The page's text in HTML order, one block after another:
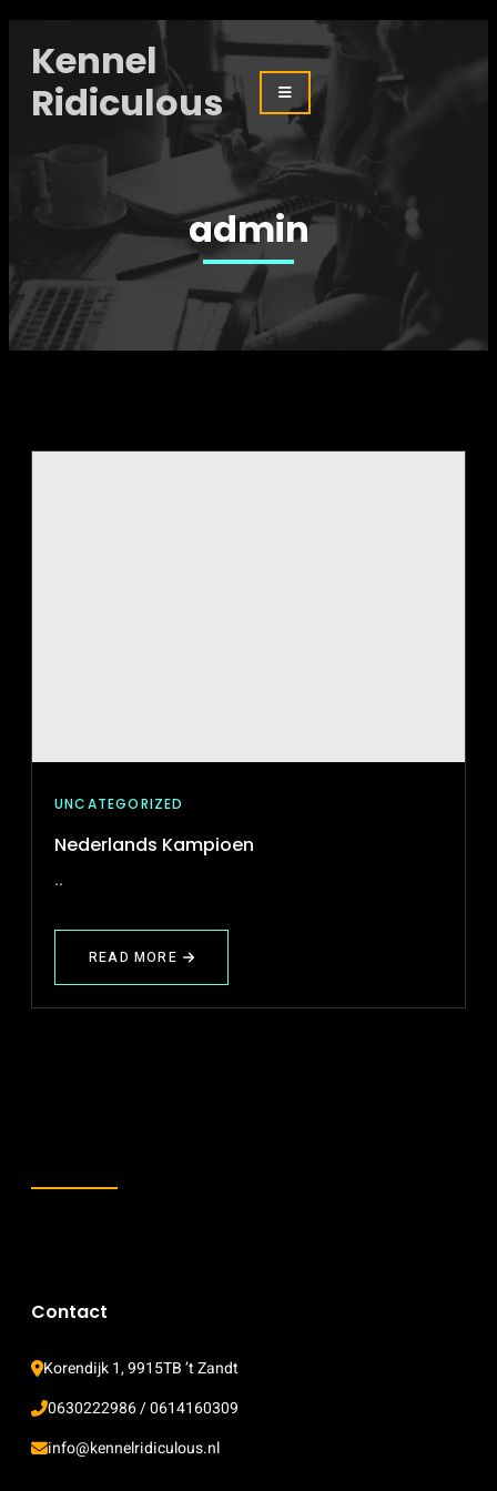
Kennel
Ridiculous
admin
UNCATEGORIZED
Nederlands Kampioen
..
READ MORE
ABOUT
NEDERLANDS
KAMPIOEN
Contact
Korendijk 1, 9915TB ’t Zandt
0630222986 / 0614160309
info@kennelridiculous.nl